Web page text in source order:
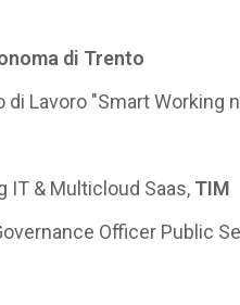
di Trento
di Lavoro "Smart Working
IT & Multicloud Saas, TIM
Officer Public